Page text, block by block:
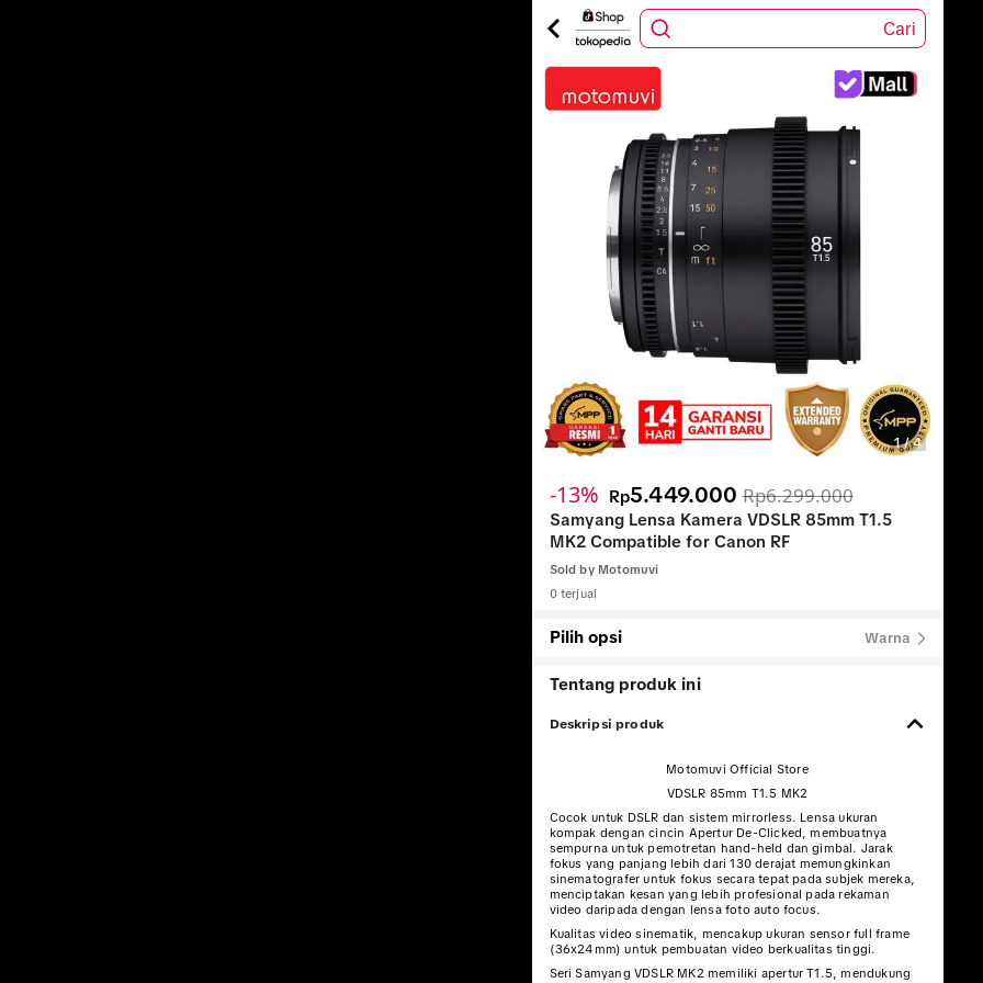
Cari
1/4
-13% Rp5.449.000 Rp6.299.000
Samyang Lensa Kamera VDSLR 85mm T1.5
MK2 Compatible for Canon RF
Sold by Motomuvi
0 terjual
Pilih opsi Warna
Tentang produk ini
Deskripsi produk
Motomuvi Official Store
VDSLR 85mm T1.5 MK2
Cocok untuk DSLR dan sistem mirrorless. Lensa ukuran
kompak dengan cincin Apertur De-Clicked, membuatnya
sempurna untuk pemotretan hand-held dan gimbal. Jarak
fokus yang panjang lebih dari 130 derajat memungkinkan
sinematografer untuk fokus secara tepat pada subjek mereka,
menciptakan kesan yang lebih profesional pada rekaman
video daripada dengan lensa foto auto focus.
Kualitas video sinematik, mencakup ukuran sensor full frame
(36x24mm) untuk pembuatan video berkualitas tinggi.
Seri Samyang VDSLR MK2 memiliki apertur T1.5, mendukung